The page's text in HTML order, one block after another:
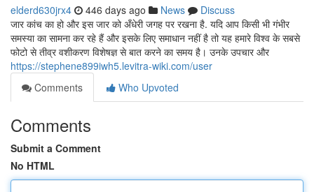
elderd630jrx4 446 days ago News
Discuss
जार कांच का हो और इस जार को अँधेरी जगह पर रखना है. यदि आप किसी भी गंभीर
समस्या का सामना कर रहे हैं और इसके लिए समाधान नहीं है तो यह हमारे विश्व के सबसे
फोटो से तीव्र वशीकरण विशेषज्ञ से बात करने का समय है। उनके उपचार और
https://stephene899iwh5.levitra-wiki.com/user
Comments
Who Upvoted
Comments
Submit a Comment
No HTML